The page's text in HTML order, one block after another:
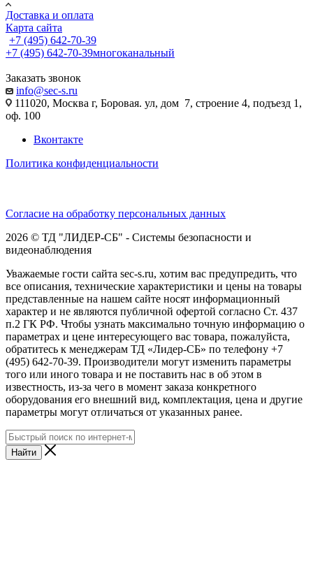
Доставка и оплата
Карта сайта
+7 (495) 642-70-39
+7 (495) 642-70-39многоканальный
Заказать звонок
info@sec-s.ru
111020, Москва г, Боровая. ул, дом 7, строение 4, подъезд 1,
оф. 100
Вконтакте
Политика конфиденциальности
Согласие на обработку персональных данных
2026 © ТД "ЛИДЕР-СБ" - Системы безопасности и
видеонаблюдения
Уважаемые гости сайта sec-s.ru, хотим вас предупредить, что
все описания, технические характеристики и цены на товары
представленные на нашем сайте носят информационный
характер и не являются публичной офертой согласно Ст. 437
п.2 ГК РФ. Чтобы узнать максимально точную информацию о
параметрах и цене интересующего вас товара, пожалуйста,
обратитесь к менеджерам ТД «Лидер-СБ» по телефону +7
(495) 642-70-39. Производители могут изменить параметры
того или иного товара и не поставить нас в об этом в
известность, из-за чего в момент заказа конкретного
оборудования его внешний вид, комплектация, цена и другие
параметры могут отличаться от указанных ранее.
Найти